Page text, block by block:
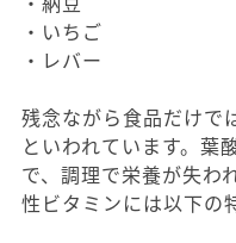
・いちご
・レバー
残念ながら食品だけで
といわれています。葉
で、調理で栄養が失わ
性ビタミンには以下の